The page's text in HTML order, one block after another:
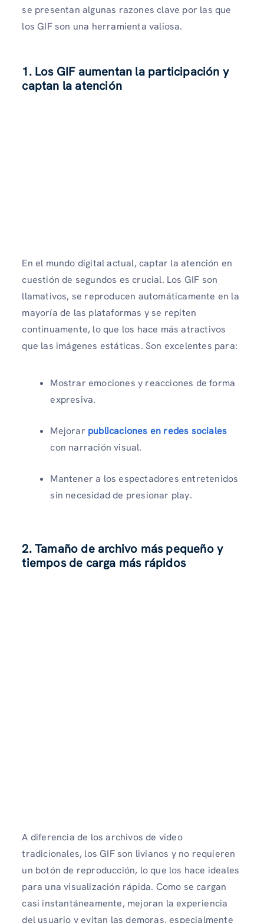
se presentan algunas razones clave por las que
los GIF son una herramienta valiosa.
1. Los GIF aumentan la participación y
captan la atención
En el mundo digital actual, captar la atención en
cuestión de segundos es crucial. Los GIF son
llamativos, se reproducen automáticamente en la
mayoría de las plataformas y se repiten
continuamente, lo que los hace más atractivos
que las imágenes estáticas. Son excelentes para:
Mostrar emociones y reacciones de forma
expresiva.
Mejorar publicaciones en redes sociales
con narración visual.
Mantener a los espectadores entretenidos
sin necesidad de presionar play.
2. Tamaño de archivo más pequeño y
tiempos de carga más rápidos
A diferencia de los archivos de video
tradicionales, los GIF son livianos y no requieren
un botón de reproducción, lo que los hace ideales
para una visualización rápida. Como se cargan
casi instantáneamente, mejoran la experiencia
del usuario y evitan las demoras, especialmente